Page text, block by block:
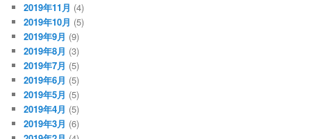
2019年11月 (4)
2019年10月 (5)
2019年9月 (9)
2019年8月 (3)
2019年7月 (5)
2019年6月 (5)
2019年5月 (5)
2019年4月 (5)
2019年3月 (6)